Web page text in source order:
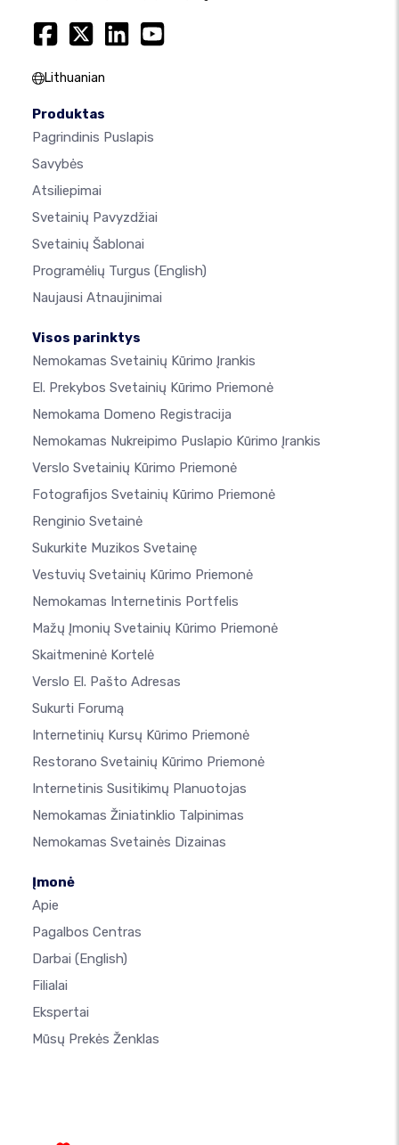
Lithuanian
Produktas
Pagrindinis Puslapis
Savybės
Atsiliepimai
Svetainių Pavyzdžiai
Svetainių Šablonai
Programėlių Turgus (English)
Naujausi Atnaujinimai
Visos parinktys
Nemokamas Svetainių Kūrimo Įrankis
El. Prekybos Svetainių Kūrimo Priemonė
Nemokama Domeno Registracija
Nemokamas Nukreipimo Puslapio Kūrimo Įrankis
Verslo Svetainių Kūrimo Priemonė
Fotografijos Svetainių Kūrimo Priemonė
Renginio Svetainė
Sukurkite Muzikos Svetainę
Vestuvių Svetainių Kūrimo Priemonė
Nemokamas Internetinis Portfelis
Mažų Įmonių Svetainių Kūrimo Priemonė
Skaitmeninė Kortelė
Verslo El. Pašto Adresas
Sukurti Forumą
Internetinių Kursų Kūrimo Priemonė
Restorano Svetainių Kūrimo Priemonė
Internetinis Susitikimų Planuotojas
Nemokamas Žiniatinklio Talpinimas
Nemokamas Svetainės Dizainas
Įmonė
Apie
Pagalbos Centras
Darbai (English)
Filialai
Ekspertai
Mūsų Prekės Ženklas